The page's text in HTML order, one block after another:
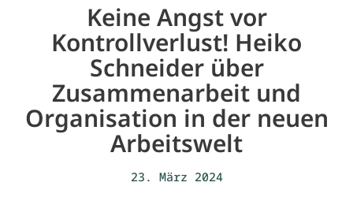
Keine Angst vor
Kontrollverlust! Heiko
Schneider über
Zusammenarbeit und
Organisation in der neuen
Arbeitswelt
23. März 2024